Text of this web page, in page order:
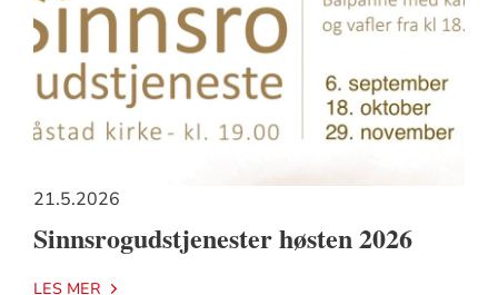
21.5.2026
Sinnsrogudstjenester høsten 2026
LES MER